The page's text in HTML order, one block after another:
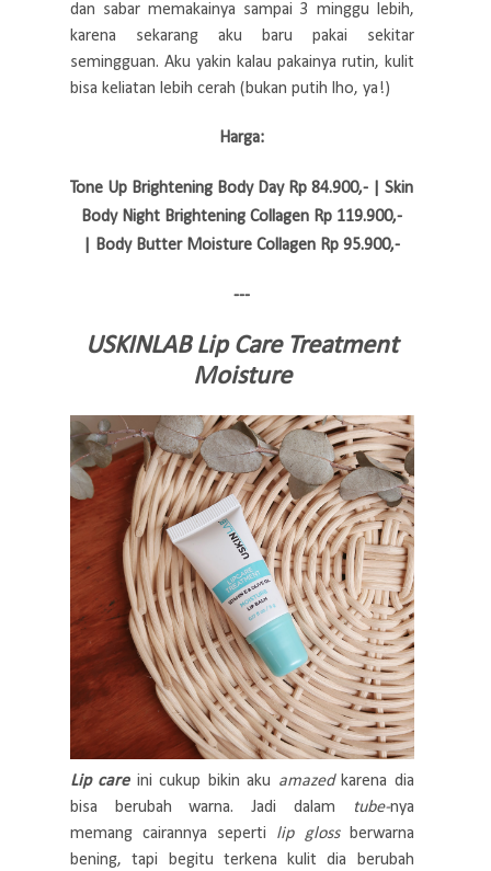
dan sabar memakainya sampai 3 minggu lebih,
karena sekarang aku baru pakai sekitar
semingguan. Aku yakin kalau pakainya rutin, kulit
bisa keliatan lebih cerah (bukan putih lho, ya!)
Harga:
Tone Up Brightening Body Day Rp 84.900,- |Skin
Body Night Brightening Collagen Rp 119.900,-
Body Butter Moisture Collagen Rp 95.900,-
---
USKINLAB Lip Care Treatment
Moisture
Lip care ini cukup bikin aku amazed karena dia
bisa berubah warna. Jadi dalam
tube-nya
memang cairannya seperti lip gloss
berwarna
bening, tapi begitu terkena kulit dia berubah